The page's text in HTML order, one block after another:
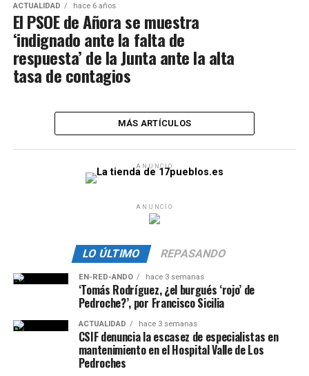
ACTUALIDAD hace 6 años
El PSOE de Añora se muestra
‘indignado ante la falta de
respuesta’ de la Junta ante la alta
tasa de contagios
MÁS ARTÍCULOS
ANUNCIO
ANUNCIO
LO ÚLTIMO REPASANDO
EN-RED-ANDO hace 3 semanas
‘Tomás Rodríguez, ¿el burgués ‘rojo’ de
Pedroche?’, por Francisco Sicilia
ACTUALIDAD hace 3 semanas
CSIF denuncia la escasez de especialistas en
mantenimiento en el Hospital Valle de Los
Pedroches